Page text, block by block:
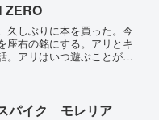
ZERO
久しぶりに本を買った。今
座右の銘にする。アリとキ
。アリはいつ遊ぶことがで
いことに金を...
パイク モレリア